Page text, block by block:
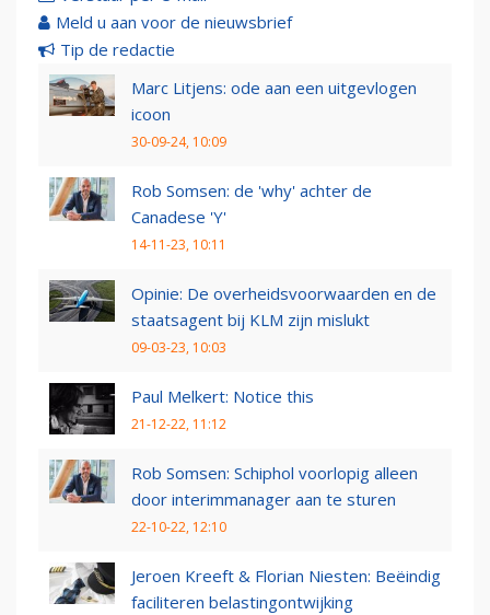
Meld u aan voor de nieuwsbrief
Tip de redactie
Marc Litjens: ode aan een uitgevlogen
icoon
30-09-24, 10:09
Rob Somsen: de 'why' achter de
Canadese 'Y'
14-11-23, 10:11
Opinie: De overheidsvoorwaarden en de
staatsagent bij KLM zijn mislukt
09-03-23, 10:03
Paul Melkert: Notice this
21-12-22, 11:12
Rob Somsen: Schiphol voorlopig alleen
door interimmanager aan te sturen
22-10-22, 12:10
Jeroen Kreeft & Florian Niesten: Beëindig
faciliteren belastingontwijking